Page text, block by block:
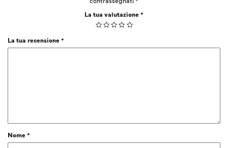
La tua valutazione*
La tua recensione*
Nome*